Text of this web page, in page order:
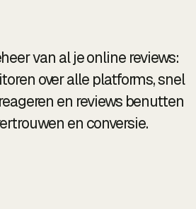
van al je online reviews:
over alle platforms, snel
en reviews benutten
en conversie.